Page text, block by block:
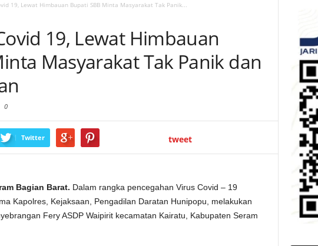
19, Lewat Himbauan Bupati SBB Minta Masyarakat Tak Panik...
19, Lewat Himbauan
Masyarakat Tak Panik dan
0
Twitter tweet
Bagian Barat. Dalam rangka pencegahan Virus Covid – 19
Kapolres, Kejaksaan, Pengadilan Daratan Hunipopu, melakukan
Fery ASDP Waipirit kecamatan Kairatu, Kabupaten Seram